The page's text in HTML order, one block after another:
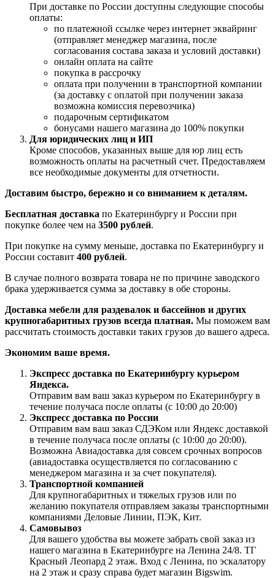
При доставке по России доступны следующие способы
оплаты:
по платежной ссылке через интернет эквайринг
(отправляет менеджер магазина, после
согласования состава заказа и условий доставки)
онлайн оплата на сайте
покупка в рассрочку
оплата при получении в транспортной компании
(за доставку с оплатой при получении заказа
возможна комиссия перевозчика)
подарочным сертификатом
бонусами нашего магазина до 100% покупки
Для юридических лиц и ИП
Кроме способов, указанных выше для юр лиц есть
возможность оплаты на расчетный счет. Предоставляем
все необходимые документы для отчетности.
Доставим быстро, бережно и со вниманием к деталям.
Бесплатная доставка по Екатеринбургу и России при
покупке более чем на 3500 рублей.
При покупке на сумму меньше, доставка по Екатеринбургу и
России составит 400 рублей.
В случае полного возврата товара не по причине заводского
брака удерживается сумма за доставку в обе стороны.
Доставка мебели для раздевалок и бассейнов и других
крупногабаритных грузов всегда платная. Мы поможем вам
рассчитать стоимость доставки таких грузов до вашего адреса.
Экономим ваше время.
Экспресс доставка по Екатеринбургу курьером
Яндекса.
Отправим вам ваш заказ курьером по Екатеринбургу в
течение получаса после оплаты (с 10:00 до 20:00)
Экспресс доставка по России
Отправим вам ваш заказ СДЭКом или Яндекс доставкой
в течение получаса после оплаты (с 10:00 до 20:00).
Возможна Авиадоставка для совсем срочных вопросов
(авиадоставка осуществляется по согласованию с
менеджером магазина и за счет покупателя).
Транспортной компанией
Для крупногабаритных и тяжелых грузов или по
желанию покупателя отправляем заказы транспортными
компаниями Деловые Линии, ПЭК, Кит.
Самовывоз
Для вашего удобства вы можете забрать свой заказ из
нашего магазина в Екатеринбурге на Ленина 24/8. ТГ
Красный Леопард 2 этаж. Вход с Ленина, по эскалатору
на 2 этаж и сразу справа будет магазин Bigswim.